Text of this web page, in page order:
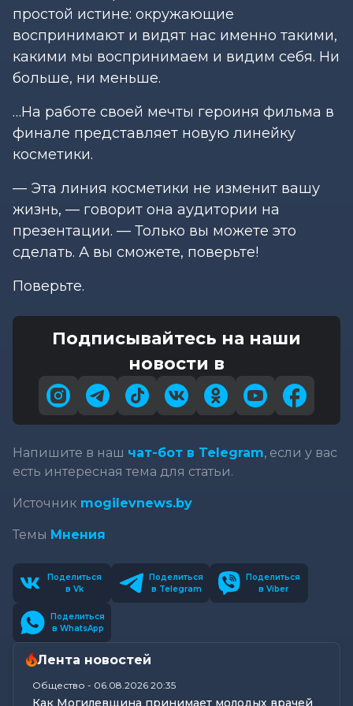
простой истине: окружающие
воспринимают и видят нас именно такими,
какими мы воспринимаем и видим себя. Ни
больше, ни меньше.
…На работе своей мечты героиня фильма в
финале представляет новую линейку
косметики.
— Эта линия косметики не изменит вашу
жизнь, — говорит она аудитории на
презентации. — Только вы можете это
сделать. А вы сможете, поверьте!
Поверьте.
Подписывайтесь на наши
новости в
Напишите в наш чат-бот в Telegram, если у вас
есть интересная тема для статьи.
Источник mogilevnews.by
Темы Мнения
Поделиться
в Vk
Поделиться
в Telegram
Поделиться
в Viber
Поделиться
в WhatsApp
Лента новостей
Общество - 06.08.2026 20:35
Как Могилевщина принимает молодых врачей